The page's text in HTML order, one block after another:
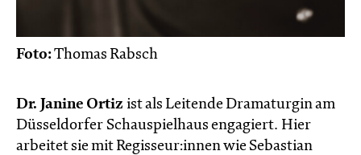
Foto:Thomas Rabsch
Dr. Janine Ortiz ist als Leitende Dramaturgin am
Düsseldorfer Schauspielhaus engagiert. Hier
arbeitet sie mit Regisseur:innen wie Sebastian